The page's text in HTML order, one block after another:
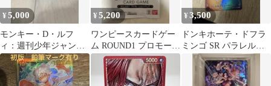
¥5,000
モンキー・D・ルフ
ィ：週刊少年ジャンプ
付録（2023年1月7日
売） P P-0…
¥5,200
ワンピースカードゲー
ム ROUND1 プロモーシ
ョンパック 1枚
¥3,500
ドンキホーテ・ドフラ
ミンゴ SR パラレル
ST03-009